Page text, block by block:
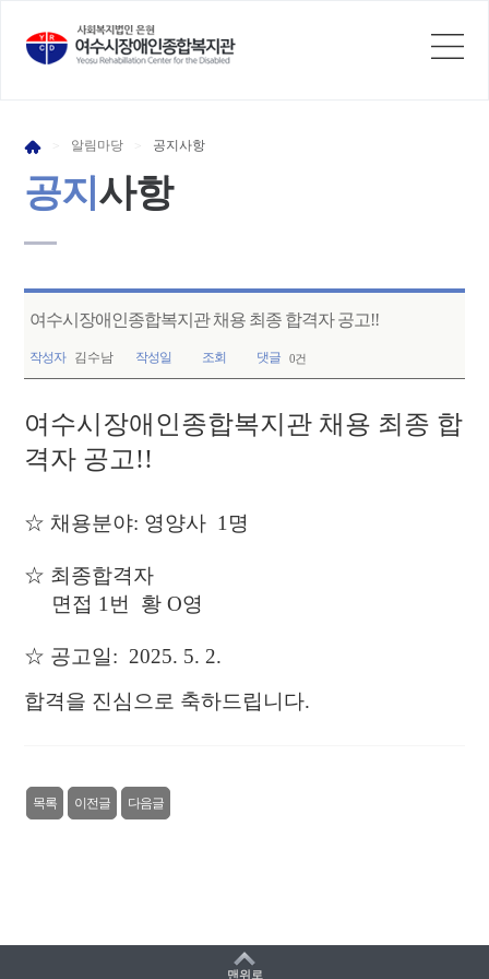
> 알림 마당 > 공지사항
공지 사항
여수시장애인종합복지관 채용 최종 합격자 공고!!
작성자 김수남 작성일 조회 댓글 0건
여수시장애인종합복지관 채용 최종 합
격자 공고!!
☆ ​ 채용분야: 영양사 1명
☆ 최종합격자
면접 1번 황 O영
☆ 공고일: 2025. 5. 2.
합격을 진심으로 축하드립니다.
목록 이전글 다음글
맨위로